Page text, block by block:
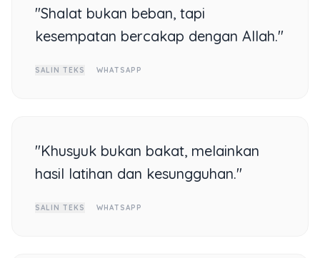
"Shalat bukan beban, tapi
kesempatan bercakap dengan Allah."
SALIN TEKS WHATSAPP
"Khusyuk bukan bakat, melainkan
hasil latihan dan kesungguhan."
SALIN TEKS WHATSAPP